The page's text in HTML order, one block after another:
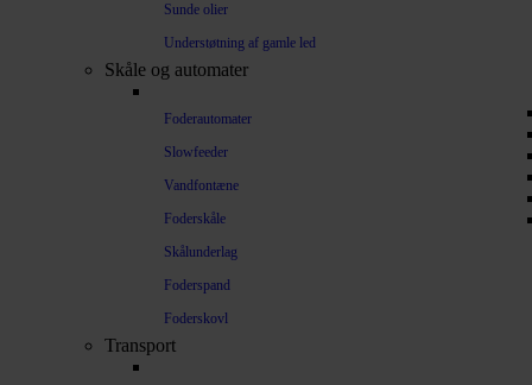
Sunde olier
Understøtning af gamle led
Skåle og automater
Foderautomater
Slowfeeder
Vandfontæne
Foderskåle
Skålunderlag
Foderspand
Foderskovl
Transport